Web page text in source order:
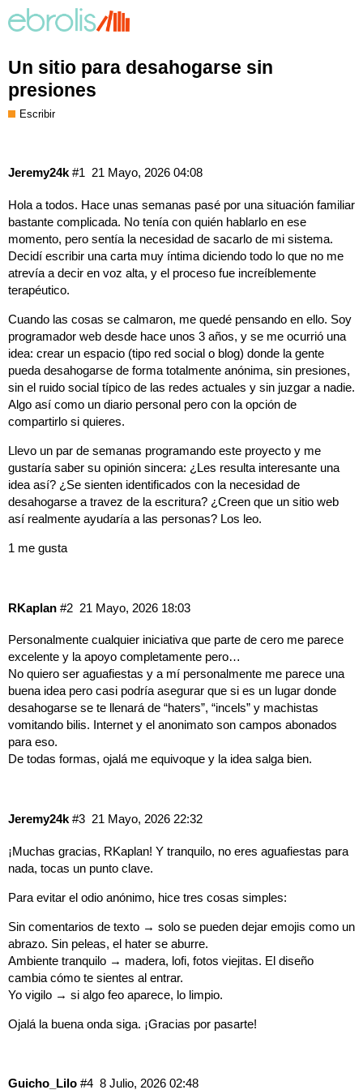
Un sitio para desahogarse sin
presiones
Escribir
Jeremy24k 21 Mayo, 2026 04:08
#1
Hola a todos. Hace unas semanas pasé por una situación familiar
bastante complicada. No tenía con quién hablarlo en ese
momento, pero sentía la necesidad de sacarlo de mi sistema.
Decidí escribir una carta muy íntima diciendo todo lo que no me
atrevía a decir en voz alta, y el proceso fue increíblemente
terapéutico.
Cuando las cosas se calmaron, me quedé pensando en ello. Soy
programador web desde hace unos 3 años, y se me ocurrió una
idea: crear un espacio (tipo red social o blog) donde la gente
pueda desahogarse de forma totalmente anónima, sin presiones,
sin el ruido social típico de las redes actuales y sin juzgar a nadie.
Algo así como un diario personal pero con la opción de
compartirlo si quieres.
Llevo un par de semanas programando este proyecto y me
gustaría saber su opinión sincera: ¿Les resulta interesante una
idea así? ¿Se sienten identificados con la necesidad de
desahogarse a travez de la escritura? ¿Creen que un sitio web
así realmente ayudaría a las personas? Los leo.
1 me gusta
RKaplan 21 Mayo, 2026 18:03
#2
Personalmente cualquier iniciativa que parte de cero me parece
excelente y la apoyo completamente pero…
No quiero ser aguafiestas y a mí personalmente me parece una
buena idea pero casi podría asegurar que si es un lugar donde
desahogarse se te llenará de “haters”, “incels” y machistas
vomitando bilis. Internet y el anonimato son campos abonados
para eso.
De todas formas, ojalá me equivoque y la idea salga bien.
Jeremy24k 21 Mayo, 2026 22:32
#3
¡Muchas gracias, RKaplan! Y tranquilo, no eres aguafiestas para
nada, tocas un punto clave.
Para evitar el odio anónimo, hice tres cosas simples:
Sin comentarios de texto → solo se pueden dejar emojis como un
abrazo. Sin peleas, el hater se aburre.
Ambiente tranquilo → madera, lofi, fotos viejitas. El diseño
cambia cómo te sientes al entrar.
Yo vigilo → si algo feo aparece, lo limpio.
Ojalá la buena onda siga. ¡Gracias por pasarte!
Guicho_Lilo 8 Julio, 2026 02:48
#4